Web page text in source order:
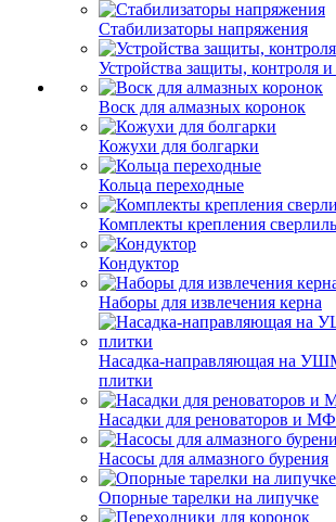
Стабилизаторы напряжения
Устройства защиты, контроля
Воск для алмазных коронок
Кожухи для болгарки
Кольца переходные
Комплекты крепления
Кондуктор
Наборы для извлечения керна
Насадка-направляющая на
плитки
Насадки для реноваторов и
Насосы для алмазного бурения
Опорные тарелки на липучке